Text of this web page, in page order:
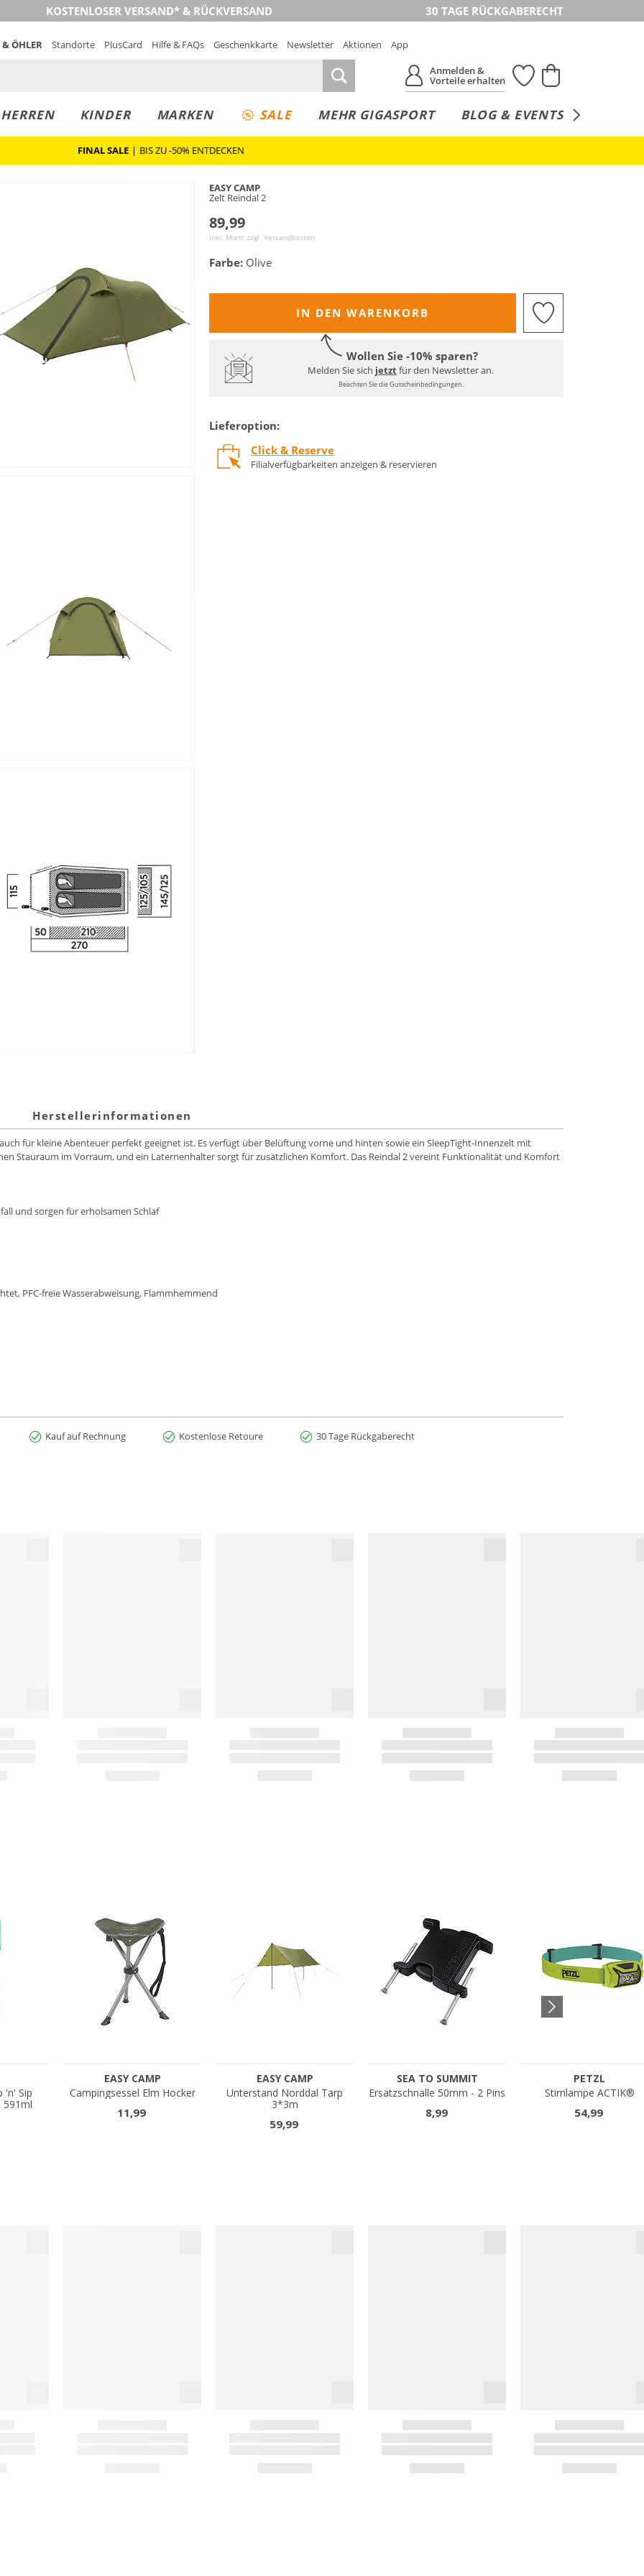
KOSTENLOSER VERSAND* & RÜCKVERSAND 30 TAGE RÜCKGABERECHT
ÖHLER Standorte PlusCard Hilfe & FAQs Geschenkkarte Newsletter Aktionen
App
Anmelden &
Vorteile erhalten
HERREN KINDER MARKEN SALE MEHR GIGASPORT BLOG & EVENTS
FINAL SALE | BIS ZU -50% ENTDECKEN
EASY CAMP
Zelt Reindal 2
89,99
inkl. Mwst zzgl. Versandkosten
Farbe: Olive
IN DEN WARENKORB
Wollen Sie -10% sparen?
Melden Sie sich jetztfür den Newsletter an.
Beachten Sie die Gutscheinbedingungen.
Lieferoption:
Click & Reserve
Filialverfügbarkeiten anzeigen & reservieren
Herstellerinformationen
für kleine Abenteuer perfekt geeignet ist. Es verfügt über Belüftung vorne und hinten sowie ein SleepTight-Innenzelt mit
Stauraum im Vorraum, und ein Laternenhalter sorgt für zusätzlichen Komfort. Das Reindal 2 vereint Funktionalität und Komfort
und sorgen für erholsamen Schlaf
PFC-freie Wasserabweisung, Flammhemmend
Polyester Mesh-Gewebe: 100% Polyester
Kauf auf Rechnung Kostenlose Retoure 30 Tage Rückgaberecht